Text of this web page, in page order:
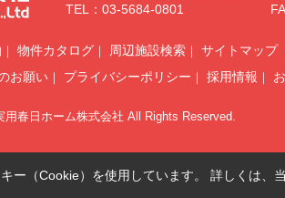
TEL：03-5684-0801
物件カタログ 周辺施設検索
サイトマップ
お願い プライバシーポリシー 採用情報
用春日ホーム株式会社 All Rights Reserved.
ー（Cookie）を使用しています。 詳しくは、